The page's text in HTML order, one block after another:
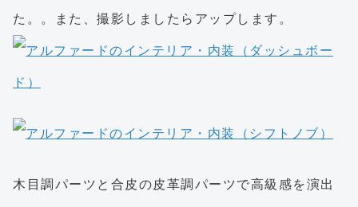
た。。また、撮影しましたらアップします。
木目調パーツと合皮の皮革調パーツで高級感を演出